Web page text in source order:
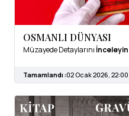
OSMANLI DÜNYASI
Müzayede Detaylarını İnceleyin
Tamamlandı :02 Ocak 2026, 22:00